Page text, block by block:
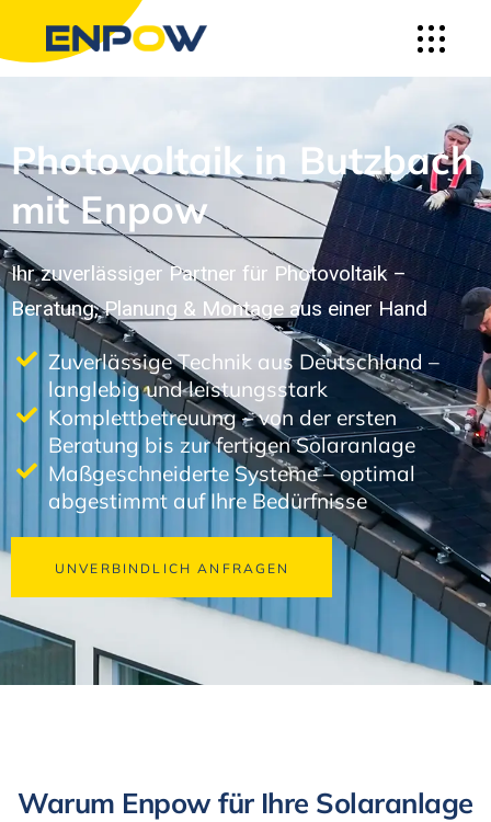
Photovoltaik in Butzbach
mit Enpow
Ihr zuverlässiger Partner für Photovoltaik –
Beratung, Planung & Montage aus einer Hand
Zuverlässige Technik aus Deutschland –
langlebig und leistungsstark
Komplettbetreuung – von der ersten
Beratung bis zur fertigen Solaranlage
Maßgeschneiderte Systeme – optimal
abgestimmt auf Ihre Bedürfnisse
UNVERBINDLICH ANFRAGEN
Warum Enpow für Ihre Solaranlage